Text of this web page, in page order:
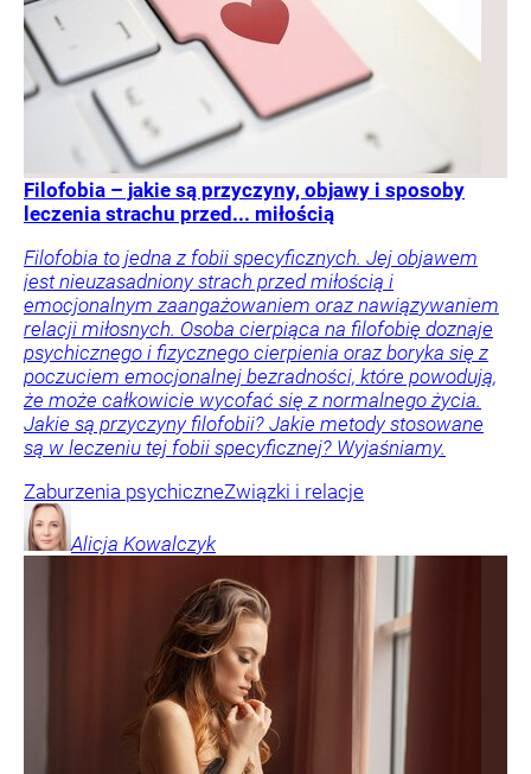
Filofobia – jakie są przyczyny, objawy i sposoby
leczenia strachu przed... miłością
Filofobia to jedna z fobii specyficznych. Jej objawem
jest nieuzasadniony strach przed miłością i
emocjonalnym zaangażowaniem oraz nawiązywaniem
relacji miłosnych. Osoba cierpiąca na filofobię doznaje
psychicznego i fizycznego cierpienia oraz boryka się z
poczuciem emocjonalnej bezradności, które powodują,
że może całkowicie wycofać się z normalnego życia.
Jakie są przyczyny filofobii? Jakie metody stosowane
są w leczeniu tej fobii specyficznej? Wyjaśniamy.
Zaburzenia psychiczneZwiązki i relacje
Alicja Kowalczyk